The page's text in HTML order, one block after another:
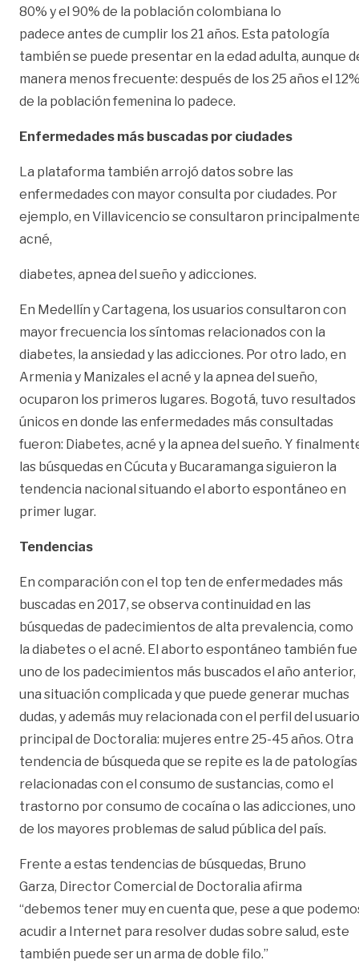
80% y el 90% de la población colombiana lo
padece antes de cumplir los 21 años. Esta patología
también se puede presentar en la edad adulta, aunque
manera menos frecuente: después de los 25 años el
de la población femenina lo padece.
Enfermedades más buscadas por ciudades
La plataforma también arrojó datos sobre las
enfermedades con mayor consulta por ciudades. Por
ejemplo, en Villavicencio se consultaron
acné,
diabetes, apnea del sueño y adicciones.
En Medellín y Cartagena, los usuarios consultaron con
mayor frecuencia los síntomas relacionados con la
diabetes, la ansiedad y las adicciones. Por otro lado, en
Armenia y Manizales el acné y la apnea del sueño,
ocuparon los primeros lugares. Bogotá, tuvo resultados
únicos en donde las enfermedades más consultadas
fueron: Diabetes, acné y la apnea del sueño. Y
las búsquedas en Cúcuta y Bucaramanga siguieron la
tendencia nacional situando el aborto espontáneo en
primer lugar.
Tendencias
En comparación con el top ten de enfermedades más
buscadas en 2017, se observa continuidad en las
búsquedas de padecimientos de alta prevalencia, como
la diabetes o el acné. El aborto espontáneo también fue
uno de los padecimientos más buscados el año anterior,
una situación complicada y que puede generar muchas
dudas, y además muy relacionada con el perfil del usuario
principal de Doctoralia: mujeres entre 25-45 años. Otra
tendencia de búsqueda que se repite es la de patologías
relacionadas con el consumo de sustancias, como el
trastorno por consumo de cocaína o las adicciones, uno
de los mayores problemas de salud pública del país.
Frente a estas tendencias de búsquedas, Bruno
Garza, Director Comercial de Doctoralia afirma
“debemos tener muy en cuenta que, pese a que
acudir a Internet para resolver dudas sobre salud, este
también puede ser un arma de doble filo.”